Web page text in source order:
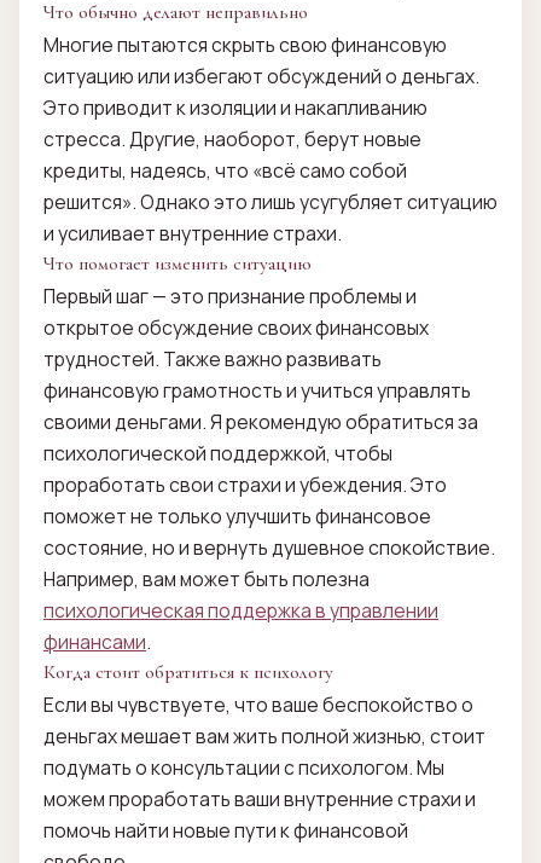
Что обычно делают неправильно
Многие пытаются скрыть свою финансовую
ситуацию или избегают обсуждений о деньгах.
Это приводит к изоляции и накапливанию
стресса. Другие, наоборот, берут новые
кредиты, надеясь, что «всё само собой
решится». Однако это лишь усугубляет ситуацию
и усиливает внутренние страхи.
Что помогает изменить ситуацию
Первый шаг — это признание проблемы и
открытое обсуждение своих финансовых
трудностей. Также важно развивать
финансовую грамотность и учиться управлять
своими деньгами. Я рекомендую обратиться за
психологической поддержкой, чтобы
проработать свои страхи и убеждения. Это
поможет не только улучшить финансовое
состояние, но и вернуть душевное спокойствие.
Например, вам может быть полезна
психологическая поддержка в управлении
финансами.
Когда стоит обратиться к психологу
Если вы чувствуете, что ваше беспокойство о
деньгах мешает вам жить полной жизнью, стоит
подумать о консультации с психологом. Мы
можем проработать ваши внутренние страхи и
помочь найти новые пути к финансовой